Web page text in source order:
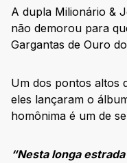
A dupla Milionário &
não demorou para
Gargantas de Ouro do
Um dos pontos altos
eles lançaram o
homônima é um de
“Nesta longa